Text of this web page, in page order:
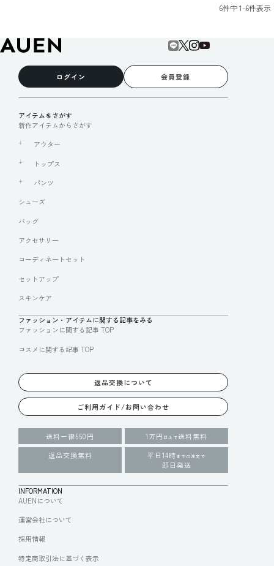
6件中1-6件表示
ログイン 会員登録
アイテムをさがす
新作アイテムからさがす
アウター
トップス
パンツ
シューズ
バッグ
アクセサリー
コーディネートセット
セットアップ
スキンケア
ファッション・アイテムに関する記事をみる
ファッションに関する記事 TOP
コスメに関する記事 TOP
返品交換について
ご利用ガイド/お問い合わせ
送料一律550円 1万円 以上で送料無料
返品交換無料
平日14時 までの注文で
即日発送
INFORMATION
AUENについて
運営会社について
採用情報
特定商取引法に基づく表示